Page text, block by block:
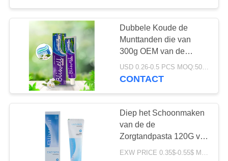
CONTACTEER
ONS
VERZOEK
EEN
CITAAT
SITEMAP
De Tandpasta van
het fruitaroma
18
Dubbele Koude de
Munttanden die van
300g OEM van de
Tandpasta's Antiholte
witten
USD 0.26-0.5 PCS MOQ:500pcs-30000pcs
CONTACT
Diep het Schoonmaken
van de de
Zorgtandpasta 120G van
het Muntaroma